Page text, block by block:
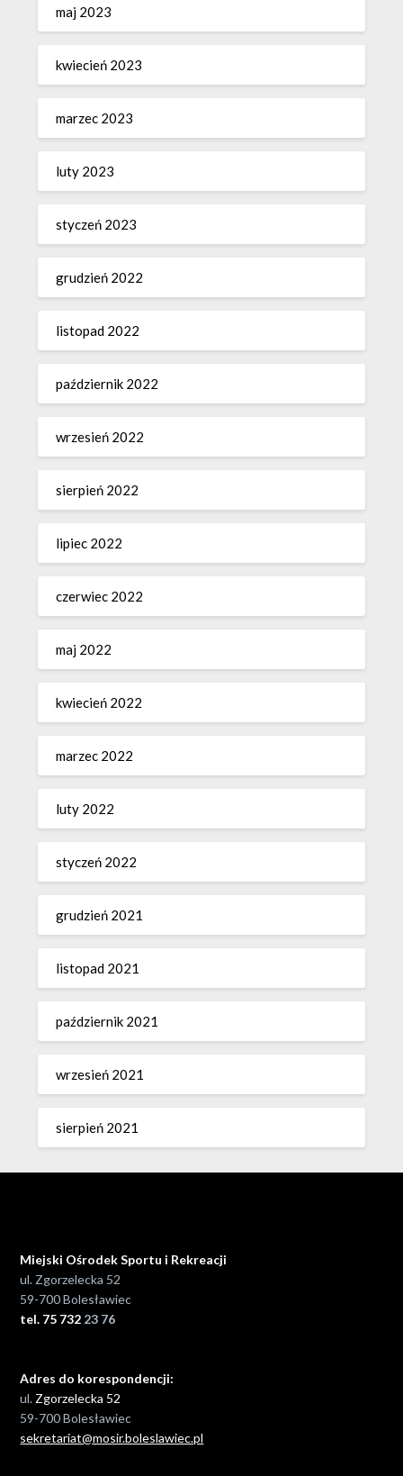
maj 2023
kwiecień 2023
marzec 2023
luty 2023
styczeń 2023
grudzień 2022
listopad 2022
październik 2022
wrzesień 2022
sierpień 2022
lipiec 2022
czerwiec 2022
maj 2022
kwiecień 2022
marzec 2022
luty 2022
styczeń 2022
grudzień 2021
listopad 2021
październik 2021
wrzesień 2021
sierpień 2021
Miejski Ośrodek Sportu i Rekreacji
ul. Zgorzelecka 52
59-700 Bolesławiec
tel. 75 732 23 76
Adres do korespondencji:
ul. Zgorzelecka 52
59-700 Bolesławiec
sekretariat@mosir.boleslawiec.pl